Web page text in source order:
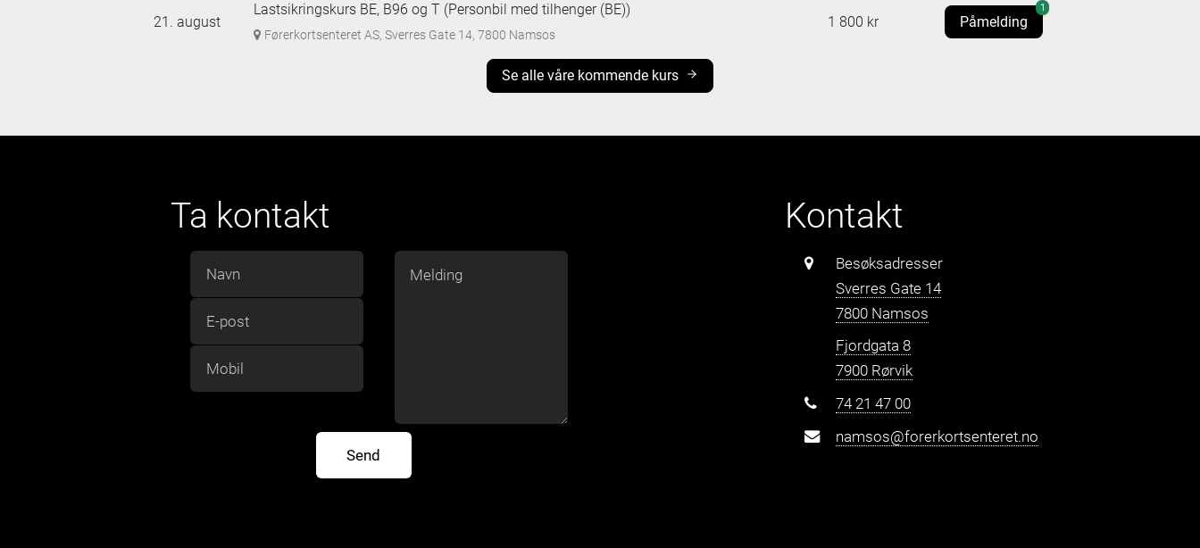
21. august
Lastsikringskurs BE, B96 og T (Personbil med tilhenger (BE))
Førerkortsenteret AS, Sverres Gate 14, 7800 Namsos
1 800 kr Påmelding
1
Se alle våre kommende kurs
Ta kontakt Kontakt
Besøksadresser
Sverres Gate 14
7800 Namsos
Fjordgata 8
7900 Rørvik
74 21 47 00
namsos@forerkortsenteret.no